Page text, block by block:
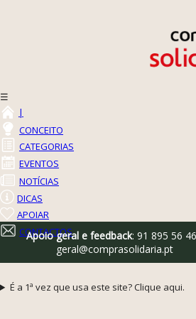
☰
|
CONCEITO
CATEGORIAS
EVENTOS
NOTÍCIAS
DICAS
APOIAR
CONTACTOS
Apoio geral e feedback: 91 895 56
geral@comprasolidaria.pt
É a 1ª vez que usa este site? Clique aqui.